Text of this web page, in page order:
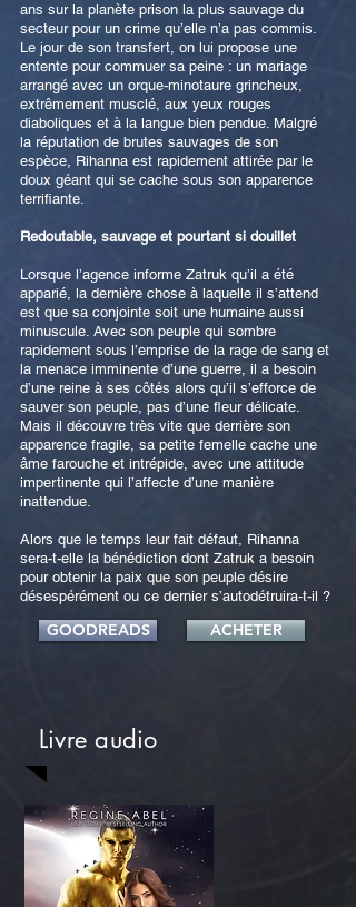
ans sur la planète prison la plus sauvage du
secteur pour un crime qu’elle n’a pas commis.
Le jour de son transfert, on lui propose une
entente pour commuer sa peine : un mariage
arrangé avec un orque-minotaure grincheux,
extrêmement musclé, aux yeux rouges
diaboliques et à la langue bien pendue. Malgré
la réputation de brutes sauvages de son
espèce, Rihanna est rapidement attirée par le
doux géant qui se cache sous son apparence
terrifiante.
Redoutable, sauvage et pourtant si douillet
Lorsque l’agence informe Zatruk qu’il a été
apparié, la dernière chose à laquelle il s’attend
est que sa conjointe soit une humaine aussi
minuscule. Avec son peuple qui sombre
rapidement sous l’emprise de la rage de sang et
la menace imminente d’une guerre, il a besoin
d’une reine à ses côtés alors qu’il s’efforce de
sauver son peuple, pas d’une fleur délicate.
Mais il découvre très vite que derrière son
apparence fragile, sa petite femelle cache une
âme farouche et intrépide, avec une attitude
impertinente qui l’affecte d’une manière
inattendue.
Alors que le temps leur fait défaut, Rihanna
sera-t-elle la bénédiction dont Zatruk a besoin
pour obtenir la paix que son peuple désire
désespérément ou ce dernier s’autodétruira-t-il ?
GOODREADS ACHETER
Livre audio